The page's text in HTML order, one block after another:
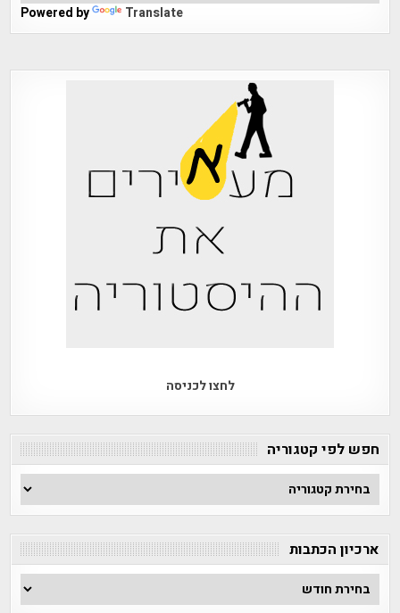
Powered by Translate
לחצו לכניסה
חפש לפי קטגוריה
חפש
לפי
ארכיון הכתבות
ארכיון
הכתבות